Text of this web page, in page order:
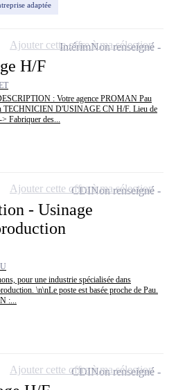
adaptée
H/F
: Votre agence PROMAN Pau
TECHNICIEN D'USINAGE CN H/F. Lieu de
Fabriquer des...
IntérimNon renseigné
Ajouter cette offre à ma sélection
- Usinage
pour une industrie spécialisée dans
\n\nLe poste est basée proche de Pau.
:...
CDINon renseigné
Ajouter cette offre à ma sélection
CDINon renseigné
Ajouter cette offre à ma sélection